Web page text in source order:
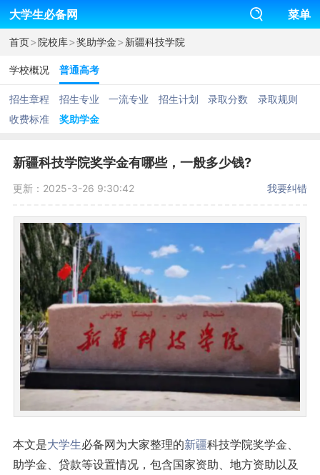
大学生必备网 菜单
首页>院校库>奖助学金>新疆科技学院
学校概况 普通高考
招生章程 招生专业 一流专业 招生计划 录取分数
录取规则
收费标准
奖助学金
新疆科技学院奖学金有哪些，一般多少钱?
更新：2025-3-26 9:30:42 我要纠错
本文是大学生必备网为大家整理的新疆科技学院奖学金、
助学金、贷款等设置情况，包含国家资助、地方资助以及